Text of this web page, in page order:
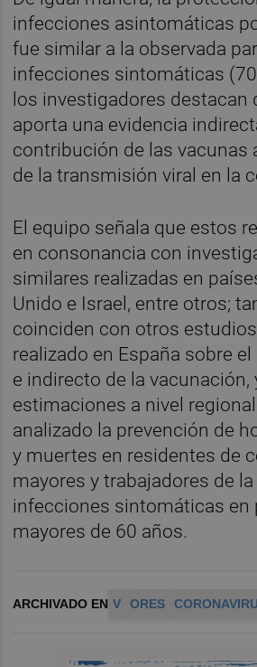
infecciones asintomáticas
fue similar a la observada
infecciones sintomáticas
los investigadores destacan
aporta una evidencia
contribución de las vacunas
de la transmisión viral en la
El equipo señala que estos
en consonancia con
similares realizadas en
Unido e Israel, entre otros;
coinciden con otros
realizado en España sobre
e indirecto de la vacunación,
estimaciones a nivel
analizado la prevención de
y muertes en residentes de
mayores y trabajadores de
infecciones sintomáticas en
mayores de 60 años.
ARCHIVADO EN V ORES